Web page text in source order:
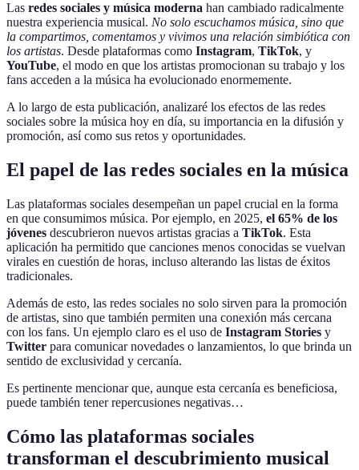
Las redes sociales y música moderna han cambiado radicalmente
nuestra experiencia musical. No solo escuchamos música, sino que
la compartimos, comentamos y vivimos una relación simbiótica con
los artistas. Desde plataformas como Instagram, TikTok, y
YouTube, el modo en que los artistas promocionan su trabajo y los
fans acceden a la música ha evolucionado enormemente.
A lo largo de esta publicación, analizaré los efectos de las redes
sociales sobre la música hoy en día, su importancia en la difusión y
promoción, así como sus retos y oportunidades.
El papel de las redes sociales en la música
Las plataformas sociales desempeñan un papel crucial en la forma
en que consumimos música. Por ejemplo, en 2025, el 65% de los
jóvenes descubrieron nuevos artistas gracias a TikTok. Esta
aplicación ha permitido que canciones menos conocidas se vuelvan
virales en cuestión de horas, incluso alterando las listas de éxitos
tradicionales.
Además de esto, las redes sociales no solo sirven para la promoción
de artistas, sino que también permiten una conexión más cercana
con los fans. Un ejemplo claro es el uso de Instagram Stories y
Twitter para comunicar novedades o lanzamientos, lo que brinda un
sentido de exclusividad y cercanía.
Es pertinente mencionar que, aunque esta cercanía es beneficiosa,
puede también tener repercusiones negativas…
Cómo las plataformas sociales
transforman el descubrimiento musical